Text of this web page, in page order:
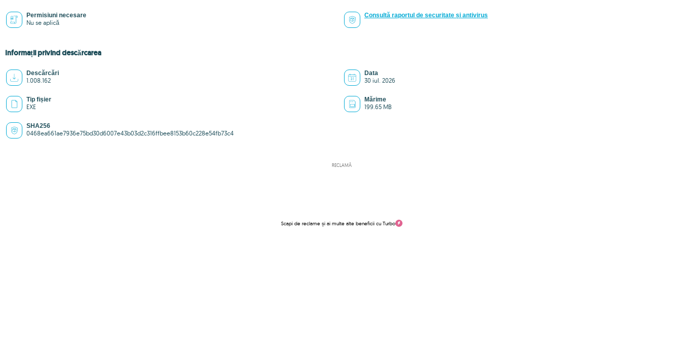
Permisiuni necesare
Nu se aplică
Consultă raportul de securitate și antivirus
Informații privind descărcarea
Descărcări
1.008.162
Data
30 iul. 2026
Tip fișier
EXE
Mărime
199.65 MB
SHA256
0468ea661ae7936e75bd30d6007e43b03d2c316ffbee8153b60c228e54fb73c4
RECLAMĂ
Scapi de reclame și ai multe alte beneficii cu Turbo